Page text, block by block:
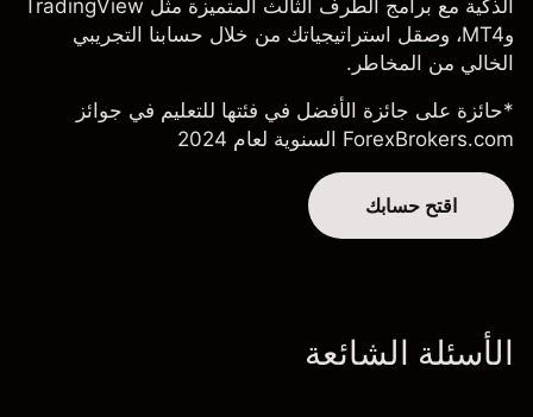
الذكية مع برامج الطرف الثالث المتميزة مثل TradingView
وMT4، وصقل استراتيجياتك من خلال حسابنا التجريبي
الخالي من المخاطر.
*حائزة على جائزة الأفضل في فئتها للتعليم في جوائز
ForexBrokers.com السنوية لعام 2024
اقتح حسابك
الأسئلة الشائعة